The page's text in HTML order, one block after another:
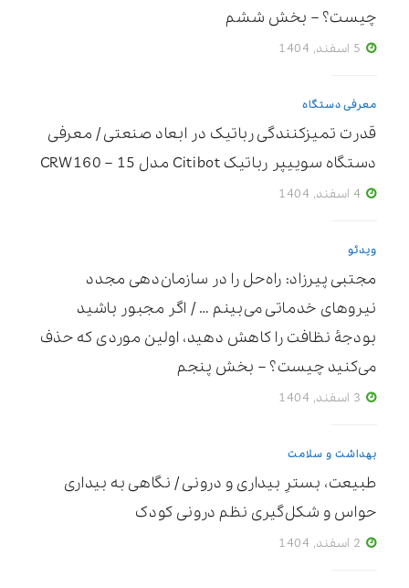
چیست؟ – بخش ششم
معرفی دستگاه
قدرت تمیزکنندگی رباتیک در ابعاد صنعتی / معرفی
دستگاه سوییپر رباتیک Citibot مدل CRW160 – 15
ویدئو
مجتبی پیرزاد: راه‌حل را در سازمان‌دهی مجدد
نیروهای خدماتی می‌بینم … / اگر مجبور باشید
بودجۀ نظافت را کاهش دهید، اولین موردی که حذف
می‌کنید چیست؟ – بخش پنجم
بهداشت و سلامت
طبیعت، بسترِ بیداری و درونی / نگاهی به بیداری
حواس و شکل‌گیری نظم درونی کودک